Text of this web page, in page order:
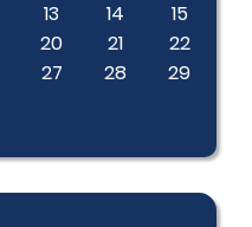
13 14
15
20 21
22
27 28
29